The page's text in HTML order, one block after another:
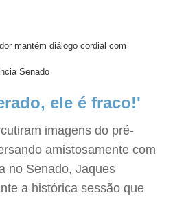
mantém diálogo cordial com
Senado
ele é fraco!'
imagens do pré-
amistosamente com
no Senado, Jaques
a histórica sessão que